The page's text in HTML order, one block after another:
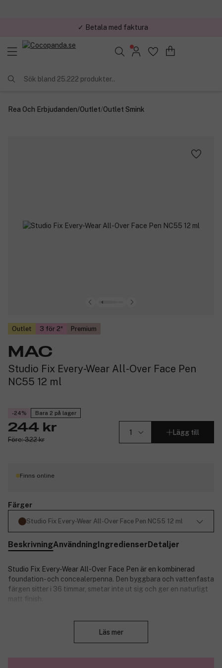
✓ Betala med faktura
✓ Trygg E-handel
Sök bland 25.222 produkter..
Rea Och Erbjudanden/Outlet/Outlet Smink
Outlet 3 för 2 Premium
MAC
Studio Fix Every-Wear All-Over Face Pen
NC55 12 ml
-24% Bara 2 på lager
244 kr
Före: 322 kr
Lägg till
Finns online
Färger
Studio Fix Every-Wear All-Over Face Pen NC55 12 ml
BeskrivningAnvändning Ingredienser Detaljer
Studio Fix Every-Wear All-Over Face Pen är en kombinerad
foundation- och concealerpenna. Den byggbara och vattenfasta
färgen sitter i 36 timmar, smetar inte ut sig och ger en naturligt
matt finish.
lägger sig inte heller i fina linjer. Kladdar inte, är vattenfast och
sitter på plats i 36 timmar för bästa möjliga täckningsförmåga.
Läs mer